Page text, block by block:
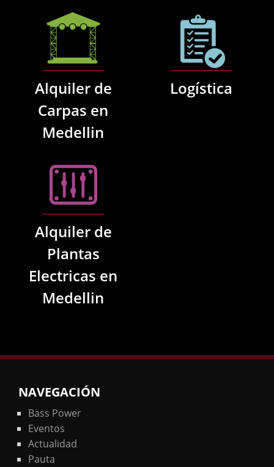
Alquiler de
Carpas en
Medellin
Logística
Alquiler de
Plantas
Electricas en
Medellin
NAVEGACIÓN
Bass Power
Eventos
Actualidad
Pauta